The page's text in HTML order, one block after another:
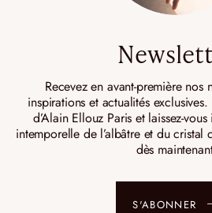
Recevez en avant-première nos
inspirations et actualités exclusives.
d’Alain Ellouz Paris et laissez-
intemporelle de l’albâtre et du cristal
dès
S'ABONNER